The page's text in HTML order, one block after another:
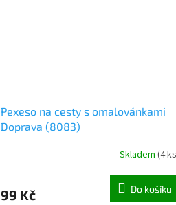
Pexeso na cesty s omalovánkami
Doprava (8083)
Skladem (4 ks
99 Kč Do košíku